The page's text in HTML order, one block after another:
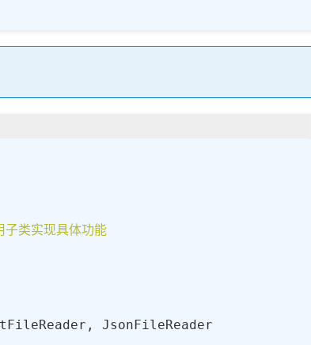
成员变量记录文件的路径
], data_list[1
类实现具体功能